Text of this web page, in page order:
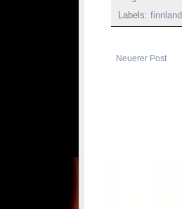
Labels: finnland
Neuerer Post